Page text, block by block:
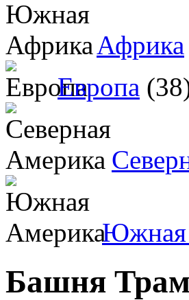
Африка
Европа
Южная
Башня